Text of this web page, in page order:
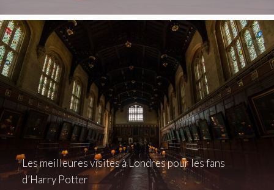
Les meilleures visites à Londres pour les fans
d’Harry Potter